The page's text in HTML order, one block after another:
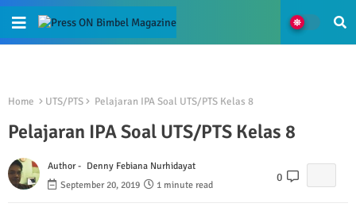
Home UTS/PTS Pelajaran IPA Soal UTS/PTS Kelas 8
Pelajaran IPA Soal UTS/PTS Kelas 8
Author - Denny Febiana Nurhidayat
September 20, 2019
1 minute read
0